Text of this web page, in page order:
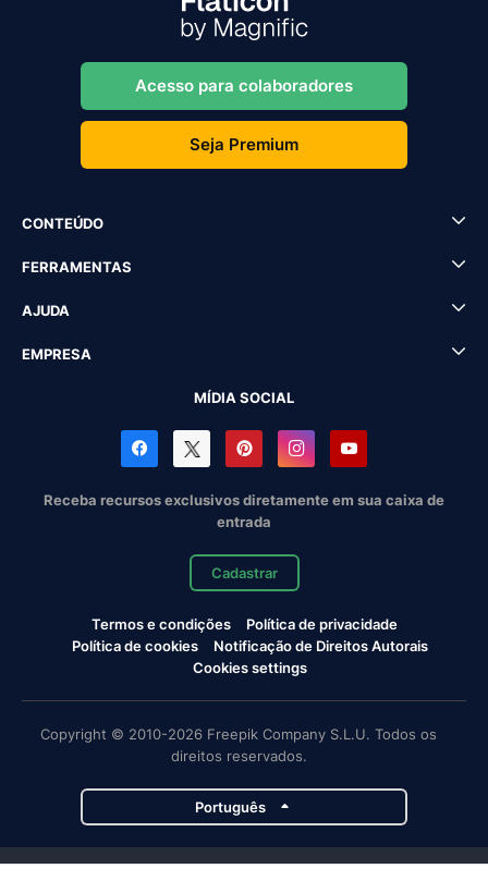
Acesso para colaboradores
Seja Premium
CONTEÚDO
FERRAMENTAS
AJUDA
EMPRESA
MÍDIA SOCIAL
Receba recursos exclusivos diretamente em sua caixa de
entrada
Cadastrar
Termos e condições
Política de privacidade
Política de cookies
Notificação de Direitos Autorais
Cookies settings
Copyright © 2010-2026 Freepik Company S.L.U. Todos os
direitos reservados.
Português